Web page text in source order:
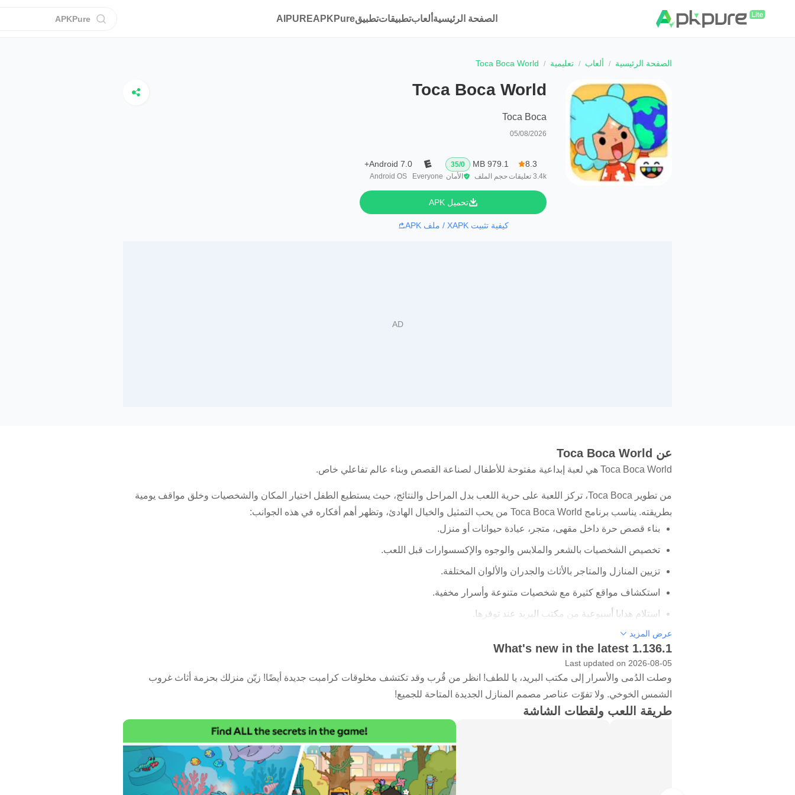
الصفحة الرئيسية ألعابتطبيقاتتطبيقAPKPure AIPURE
APKPure
الصفحة الرئيسية ألعاب تعليمية Toca Boca World
Toca Boca World
Toca Boca
05/08/2026
8.3
3.4k تعليقات
979.1 MB
حجم الملف
0
/
35
الأمان Everyone
Android 7.0+
Android OS
تحميل APK
كيفية تثبيت XAPK / ملف APK
عن Toca Boca World
Toca Boca World هي لعبة إبداعية مفتوحة للأطفال لصناعة القصص وبناء عالم تفاعلي خاص.
من تطوير Toca Boca، تركز اللعبة على حرية اللعب بدل المراحل والنتائج، حيث يستطيع الطفل اختيار المكان والشخصيات وخلق مواقف يومية
بطريقته. يناسب برنامج Toca Boca World من يحب التمثيل والخيال الهادئ، وتظهر أهم أفكاره في هذه الجوانب:
بناء قصص حرة داخل مقهى، متجر، عيادة حيوانات أو منزل.
تخصيص الشخصيات بالشعر والملابس والوجوه والإكسسوارات قبل اللعب.
تزيين المنازل والمتاجر بالأثاث والجدران والألوان المختلفة.
استكشاف مواقع كثيرة مع شخصيات متنوعة وأسرار مخفية.
استلام هدايا أسبوعية من مكتب البريد عند توفرها.
لعب مفتوح لصناعة القصص
تعتمد Toca Boca World على اللعب الحر، لذلك لا توجد مراحل إلزامية أو نقاط فوز وخسارة. الفكرة الأساسية هي أن يختار اللاعب مشهدًا من
الحياة اليومية ويحوّله إلى قصة صغيرة، مثل تشغيل مقهى صباحي، تجهيز متجر أزياء، استقبال حيوان في عيادة، أو ترتيب حفلة مبيت مع الأصدقاء.
تساعد خريطة Bop City على الانتقال بين الشقق والمتاجر والأماكن المختلفة بسهولة. يمكن وضع الشخصيات داخل المكان، نقل العناصر، تغيير
ترتيب الغرف، ثم متابعة القصة بحسب خيال الطفل. هذا الأسلوب يناسب اللعب القصير بعد المدرسة، كما يناسب الجلسات الأطول عندما يرغب
يوفر Toca Boca World أداة Character Creator لصنع شخصيات قريبة من القصة التي يريد اللاعب تقديمها. يمكن تعديل الشعر والوجه والملابس
عرض المزيد
What's new in the latest 1.136.1
Last updated on 2026-08-05
وصلت الدُمى والأسرار إلى مكتب البريد، يا للطف! انظر من قُرب وقد تكتشف مخلوقات كرامبت جديدة أيضًا! زيّن منزلك بحزمة أثاث غروب
الشمس الخوخي. ولا تفوّت عناصر مصمم المنازل الجديدة المتاحة للجميع!
طريقة اللعب ولقطات الشاشة